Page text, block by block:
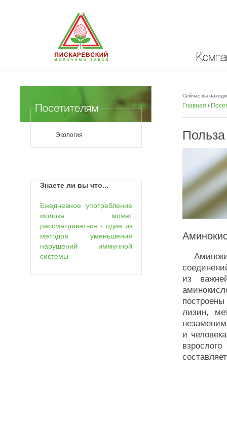
Экология
Знаете ли вы что...
Ежедневное употребление
молока может
рассматриваться - один из
методов уменьшения
нарушений иммунной
системы
Сейчас вы
Главная /
из
лизин,
и